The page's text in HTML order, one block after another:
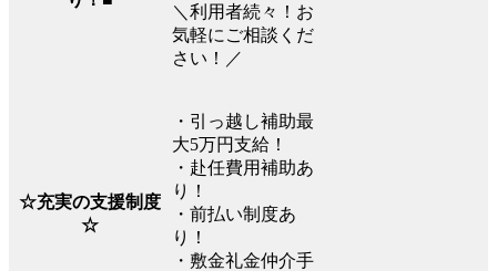
＼利用者続々！お
気軽にご相談くだ
さい！／
☆充実の支援制度
☆
・引っ越し補助最
大5万円支給！
・赴任費用補助あ
り！
・前払い制度あ
り！
・敷金礼金仲介手